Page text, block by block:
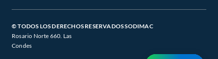
© TODOS LOS DERECHOS RESERVADOS SODIMAC
Rosario Norte 660. Las
Condes